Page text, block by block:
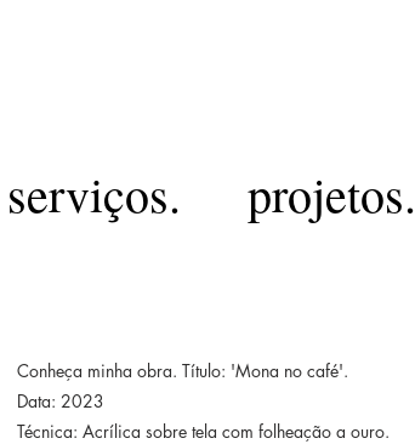
serviços. projetos.
Conheça minha obra. Título: 'Mona no café'.
Data: 2023
Técnica: Acrílica sobre tela com folheação a ouro.